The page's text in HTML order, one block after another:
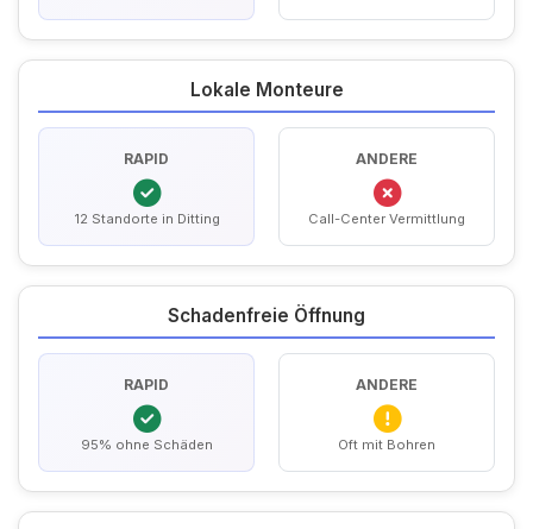
Lokale Monteure
RAPID
12 Standorte in Ditting
ANDERE
Call-Center Vermittlung
Schadenfreie Öffnung
RAPID
95% ohne Schäden
ANDERE
Oft mit Bohren